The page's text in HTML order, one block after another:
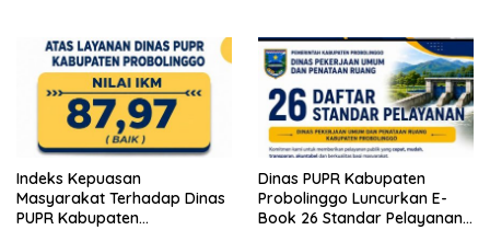
Indeks Kepuasan
Masyarakat Terhadap Dinas
PUPR Kabupaten
Dinas PUPR Kabupaten
Probolinggo Luncurkan E-
Book 26 Standar Pelayanan